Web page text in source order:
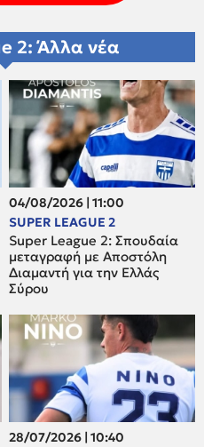
2: Άλλα νέα
04/08/2026 | 11:00
SUPER LEAGUE 2
Super League 2: Σπουδαία
μεταγραφή με Αποστόλη
Διαμαντή για την Ελλάς
Σύρου
28/07/2026 | 10:40